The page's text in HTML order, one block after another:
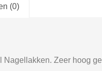
(0)
Nagellakken. Zeer hoog